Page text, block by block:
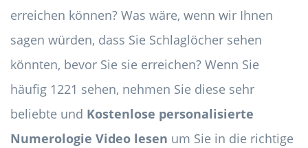
erreichen können? Was wäre, wenn wir Ihnen
sagen würden, dass Sie Schlaglöcher sehen
könnten, bevor Sie sie erreichen? Wenn Sie
häufig 1221 sehen, nehmen Sie diese sehr
beliebte und Kostenlose personalisierte
Numerologie Video lesen um Sie in die richtige